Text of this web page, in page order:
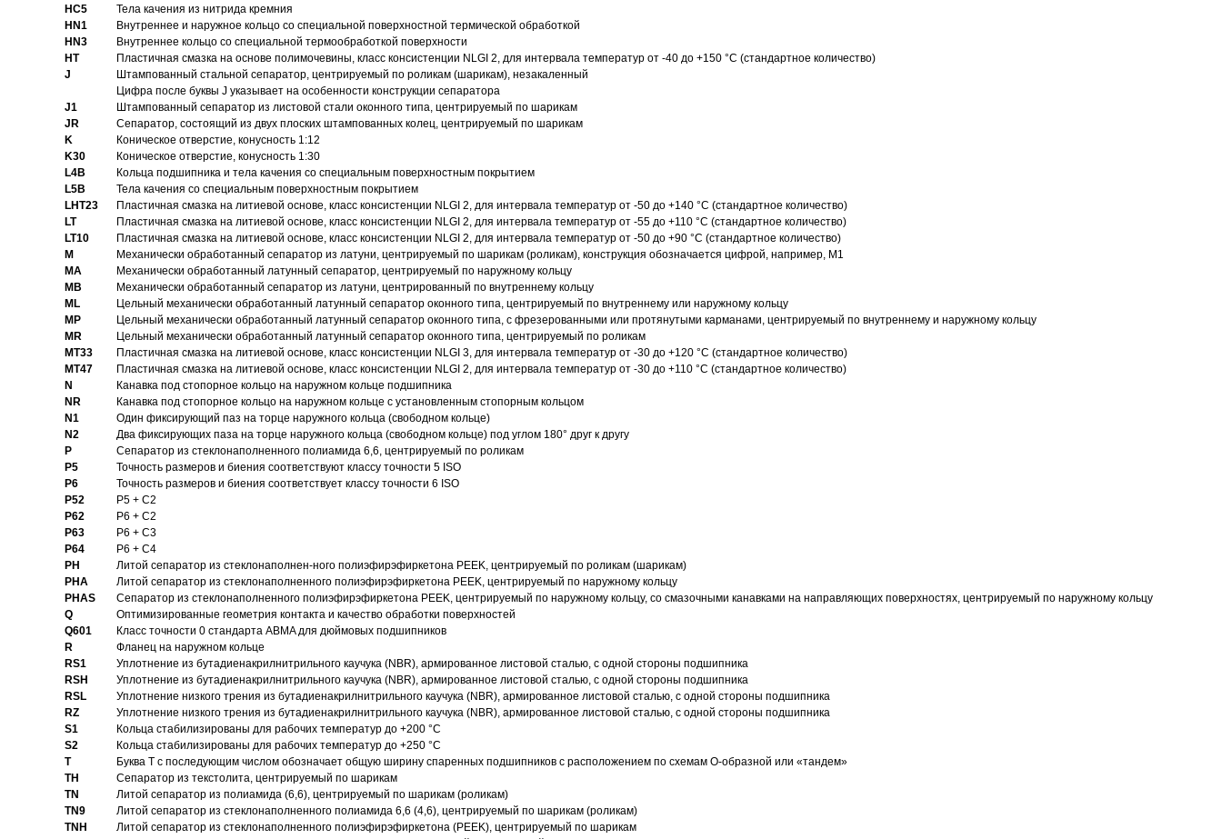
HC5
Тела качения из нитрида кремния
HN1
Bнутреннее и наружное кольцо со специальной поверхностной термической обработкой
HN3
Внутреннее кольцо со специальной термообработкой поверхности
HT
Пластичная смазка на основе полимочевины, класс консистенции NLGI 2, для интервала температур от -40 до +150 °C (стандартное количество)
J
Штампованный стальной сепаратор, центрируемый по роликам (шарикам), незакаленный
Цифра после буквы J указывает на особенности конструкции сепаратора
J1
Штампованный сепаратор из листовой стали оконного типа, центрируемый по шарикам
JR
Сепаратор, состоящий из двух плоских штампованных колец, центрируемый по шарикам
K
Коническое отверстие, конусность 1:12
K30
Коническое отверстие, конусность 1:30
L4B
Кольца подшипника и тела качения со специальным поверхностным покрытием
L5B
Тела качения со специальным поверхностным покрытием
LHT23
Пластичная смазка на литиевой основе, класс консистенции NLGI 2, для интервала температур от -50 до +140 °C (стандартное количество)
LT
Пластичная смазка на литиевой основе, класс консистенции NLGI 2, для интервала температур от -55 до +110 °C (стандартное количество)
LT10
Пластичная смазка на литиевой основе, класс консистенции NLGI 2, для интервала температур от -50 до +90 °C (стандартное количество)
M
Механически обработанный сепаратор из латуни, центрируемый по шарикам (роликам), конструкция обозначается цифрой, например, M1
MA
Механически обработанный латунный сепаратор, центрируемый по наружному кольцу
MB
Механически обработанный сепаратор из латуни, центрированный по внутреннему кольцу
ML
Цельный механически обработанный латунный сепаратор оконного типа, центрируемый по внутреннему или наружному кольцу
MP
Цельный механически обработанный латунный сепаратор оконного типа, с фрезерованными или протянутыми карманами, центрируемый по внутреннему и наружному кольцу
MR
Цельный механически обработанный латунный сепаратор оконного типа, центрируемый по роликам
MT33
Пластичная смазка на литиевой основе, класс консистенции NLGI 3, для интервала температур от -30 до +120 °C (стандартное количество)
MT47
Пластичная смазка на литиевой основе, класс консистенции NLGI 2, для интервала температур от -30 до +110 °C (стандартное количество)
N
Канавка под стопорное кольцо на наружном кольце подшипника
NR
Канавка под стопорное кольцо на наружном кольце с установленным стопорным кольцом
N1
Один фиксирующий паз на торце наружного кольца (свободном кольце)
N2
Два фиксирующих паза на торце наружного кольца (свободном кольце) под углом 180° друг к другу
P
Cепаратор из стеклонаполненного полиамида 6,6, центрируемый по роликам
P5
Точность размеров и биения соответствуют классу точности 5 ISO
P6
Точность размеров и биения соответствует классу точности 6 ISO
P52
P5 + C2
P62
P6 + C2
P63
P6 + C3
P64
P6 + C4
PH
Литой сепаратор из стеклонаполнен-ного полиэфирэфиркетона PEEK, центрируемый по роликам (шарикам)
PHA
Литой сепаратор из стеклонаполненного полиэфирэфиркетона PEEK, центрируемый по наружному кольцу
PHAS
Сепаратор из стеклонаполненного полиэфирэфиркетона PEEK, центрируемый по наружному кольцу, со смазочными канавками на направляющих поверхностях, центрируемый по наружному кольцу
Q
Оптимизированные геометрия контакта и качество обработки поверхностей
Q601
Класс точности 0 стандарта ABMA для дюймовых подшипников
R
Фланец на наружном кольце
RS1
Уплотнение из бутадиенакрилнитрильного каучука (NBR), армированное листовой сталью, с одной стороны подшипника
RSH
Уплотнение из бутадиенакрилнитрильного каучука (NBR), армированное листовой сталью, с одной стороны подшипника
RSL
Уплотнение низкого трения из бутадиенакрилнитрильного каучука (NBR), армированное листовой сталью, с одной стороны подшипника
RZ
Уплотнение низкого трения из бутадиенакрилнитрильного каучука (NBR), армированное листовой сталью, с одной стороны подшипника
S1
Кольца стабилизированы для рабочих температур до +200 °C
S2
Кольца стабилизированы для рабочих температур до +250 °C
T
Буква T с последующим числом обозначает общую ширину спаренных подшипников с расположением по схемам О-образной или «тандем»
TH
Сепаратор из текстолита, центрируемый по шарикам
TN
Литой сепаратор из полиамида (6,6), центрируемый по шарикам (роликам)
TN9
Литой сепаратор из стеклонаполненного полиамида 6,6 (4,6), центрируемый по шарикам (роликам)
TNH
Литой сепаратор из стеклонаполненного полиэфирэфиркетона (PEEK), центрируемый по шарикам